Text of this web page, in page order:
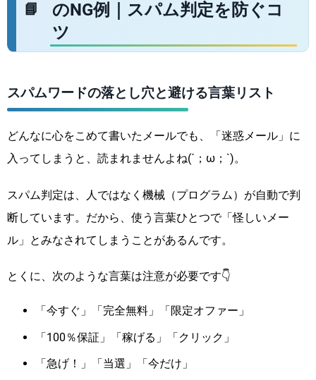
のNG例｜スパム判定を防ぐコ
ツ
スパムワードの落とし穴と避ける言葉リスト
どんなに心をこめて書いたメールでも、「迷惑メール」に
入ってしまうと、読まれませんよね(´；ω；`)。
スパム判定は、人ではなく機械（プログラム）が自動で判
断しています。だから、使う言葉ひとつで「怪しいメー
ル」とみなされてしまうことがあるんです。
とくに、次のような言葉は注意が必要です👇
「今すぐ」「完全無料」「限定オファー」
「100％保証」「稼げる」「クリック」
「急げ！」「当選」「今だけ」